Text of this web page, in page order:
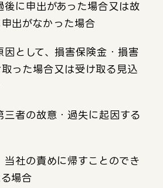
に申出があった場合又は故
出がなかった場合
として、損害保険金・損害
った場合又は受け取る見込
者の故意・過失に起因する
社の責めに帰すことのでき
場合